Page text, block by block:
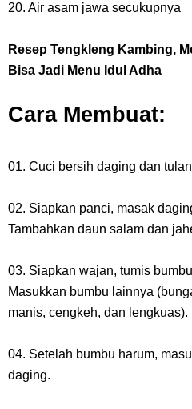
20. Air asam jawa secukupnya
Resep Tengkleng Kambing,
Bisa Jadi Menu Idul Adha
Cara Membuat:
01. Cuci bersih daging dan
02. Siapkan panci, masak
Tambahkan daun salam dan
03. Siapkan wajan, tumis
Masukkan bumbu lainnya
manis, cengkeh, dan lengkuas).
04. Setelah bumbu harum,
daging.